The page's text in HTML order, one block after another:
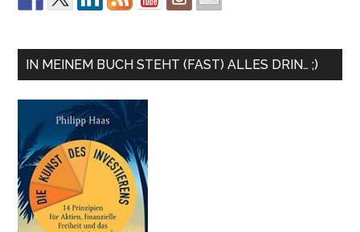
IN MEINEM BUCH STEHT (FAST) ALLES DRIN… ;)